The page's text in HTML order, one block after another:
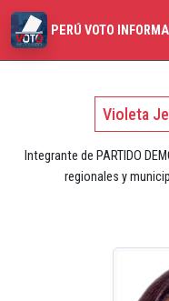
PERÚ VOTO
Violeta
Integrante de PARTIDO
regionales y